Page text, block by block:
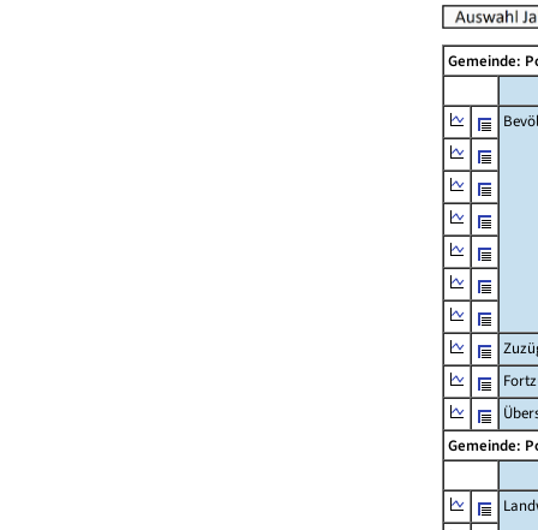
Gemeinde:
Gemeinde: